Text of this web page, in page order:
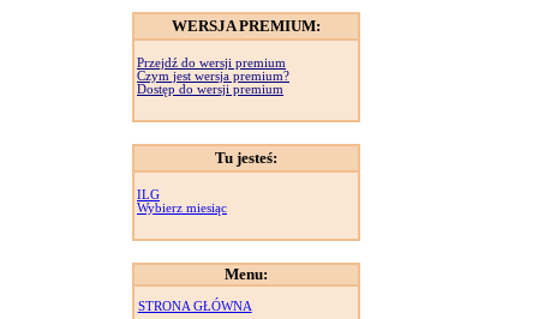
WERSJA PREMIUM:
Przejdź do wersji premium
Czym jest wersja premium?
Dostęp do wersji premium
Tu jesteś:
ILG
Wybierz miesiąc
Menu:
STRONA GŁÓWNA